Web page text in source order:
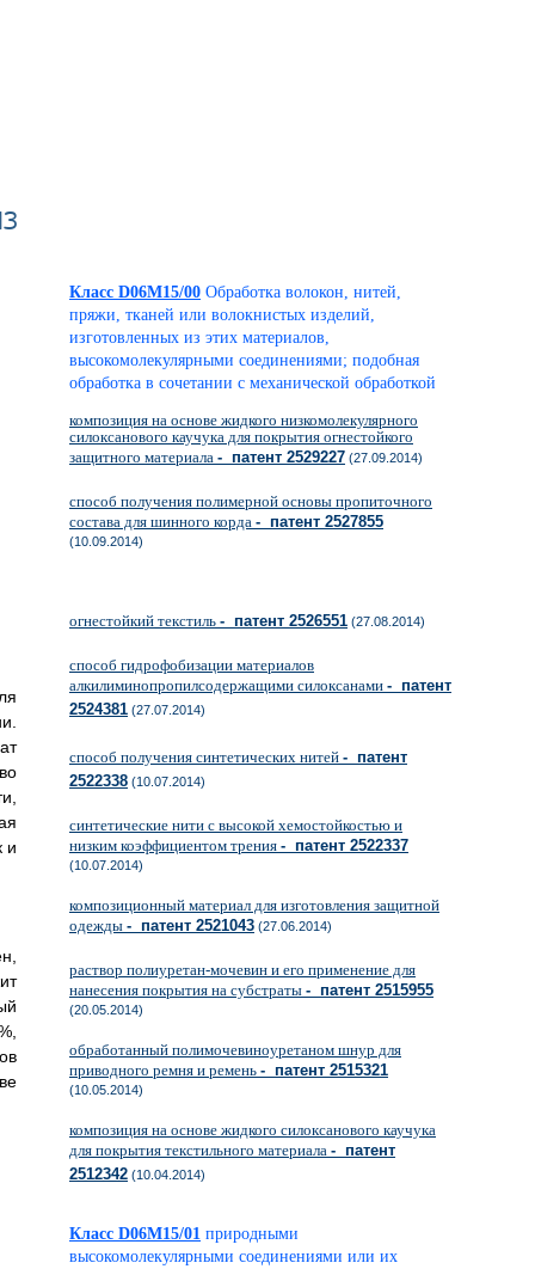
и
Класс D06M15/00 Обработка волокон, нитей,
пряжи, тканей или волокнистых изделий,
изготовленных из этих материалов,
высокомолекулярными соединениями; подобная
обработка в сочетании с механической обработкой
композиция на основе жидкого низкомолекулярного
силоксанового каучука для покрытия огнестойкого
защитного материала - патент 2529227 (27.09.2014)
способ получения полимерной основы пропиточного
состава для шинного корда - патент 2527855
(10.09.2014)
огнестойкий текстиль - патент 2526551 (27.08.2014)
способ гидрофобизации материалов
алкилиминопропилсодержащими силоксанами - патент
2524381 (27.07.2014)
способ получения синтетических нитей - патент
2522338 (10.07.2014)
синтетические нити с высокой хемостойкостью и
низким коэффициентом трения - патент 2522337
(10.07.2014)
композиционный материал для изготовления защитной
одежды - патент 2521043 (27.06.2014)
раствор полиуретан-мочевин и его применение для
нанесения покрытия на субстраты - патент 2515955
(20.05.2014)
обработанный полимочевиноуретаном шнур для
приводного ремня и ремень - патент 2515321
(10.05.2014)
композиция на основе жидкого силоксанового каучука
для покрытия текстильного материала - патент
2512342 (10.04.2014)
Класс D06M15/01 природными
высокомолекулярными соединениями или их